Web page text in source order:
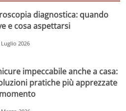
diagnostica: quando
e cosa aspettarsi
Luglio 2026
impeccabile anche a casa:
pratiche più apprezzate